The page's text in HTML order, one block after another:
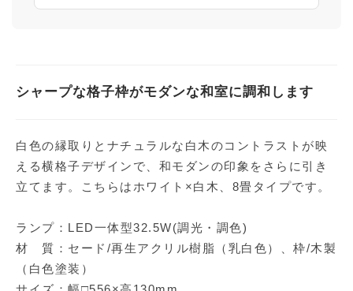
シャープな格子枠がモダンな和室に調和します
白色の縁取りとナチュラルな白木のコントラストが映
える横格子デザインで、和モダンの印象をさらに引き
立てます。こちらはホワイト×白木、8畳タイプです。
ランプ：LED一体型32.5W(調光・調色)
材 質：セード/再生アクリル樹脂（乳白色）、枠/木製
（白色塗装）